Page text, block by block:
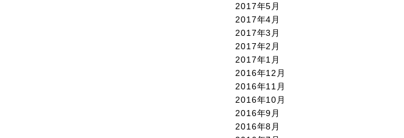
2017年5月
2017年4月
2017年3月
2017年2月
2017年1月
2016年12月
2016年11月
2016年10月
2016年9月
2016年8月